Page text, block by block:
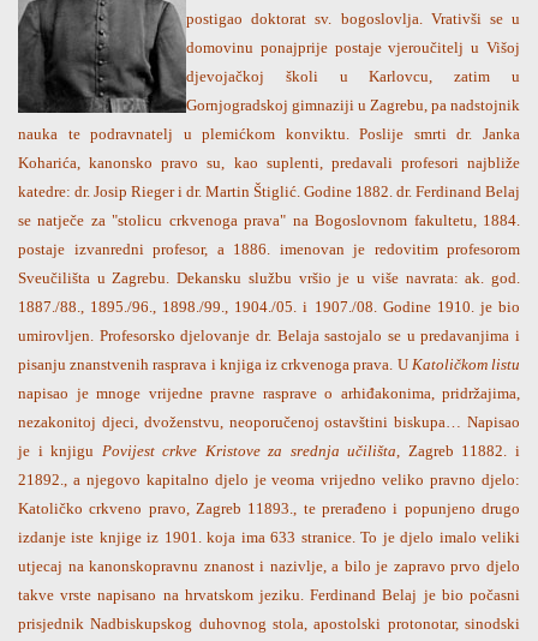
postigao doktorat sv. bogoslovlja. Vrativši se u
domovinu ponajprije postaje vjeroučitelj u Višoj
djevojačkoj školi u Karlovcu, zatim u
Gornjogradskoj gimnaziji u Zagrebu, pa nadstojnik
nauka te podravnatelj u plemićkom konviktu. Poslije smrti dr. Janka
Koharića, kanonsko pravo su, kao suplenti, predavali profesori najbliže
katedre: dr. Josip Rieger i dr. Martin Štiglić. Godine 1882. dr. Ferdinand Belaj
se natječe za "stolicu crkvenoga prava" na Bogoslovnom fakultetu, 1884.
postaje izvanredni profesor, a 1886. imenovan je redovitim profesorom
Sveučilišta u Zagrebu. Dekansku službu vršio je u više navrata: ak. god.
1887./88., 1895./96., 1898./99., 1904./05. i 1907./08. Godine 1910. je bio
umirovljen. Profesorsko djelovanje dr. Belaja sastojalo se u predavanjima i
pisanju znanstvenih rasprava i knjiga iz crkvenoga prava. U Katoličkom listu
napisao je mnoge vrijedne pravne rasprave o arhiđakonima, pridržajima,
nezakonitoj djeci, dvoženstvu, neoporučenoj ostavštini biskupa… Napisao
je i knjigu Povijest crkve Kristove za srednja učilišta , Zagreb 11882. i
21892., a njegovo kapitalno djelo je veoma vrijedno veliko pravno djelo:
Katoličko crkveno pravo, Zagreb 11893., te prerađeno i popunjeno drugo
izdanje iste knjige iz 1901. koja ima 633 stranice. To je djelo imalo veliki
utjecaj na kanonskopravnu znanost i nazivlje, a bilo je zapravo prvo djelo
takve vrste napisano na hrvatskom jeziku. Ferdinand Belaj je bio počasni
prisjednik Nadbiskupskog duhovnog stola, apostolski protonotar, sinodski